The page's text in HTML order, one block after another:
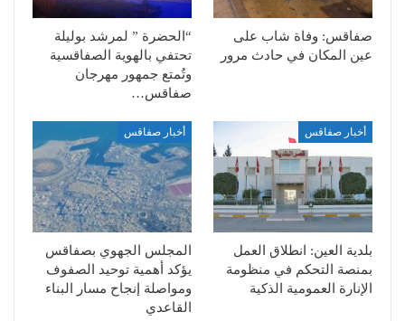
صفاقس: وفاة شاب على
عين المكان في حادث مرور
“الحضرة ” لمرشد بوليلة
تحتفي بالهوية الصفاقسية
وتُمتع جمهور مهرجان
صفاقس…
أخبار صفاقس
بلدية العين: انطلاق العمل
بمنصة التحكم في منظومة
الإنارة العمومية الذكية
أخبار صفاقس
المجلس الجهوي بصفاقس
يؤكد أهمية توحيد الصفوف
ومواصلة إنجاح مسار البناء
القاعدي